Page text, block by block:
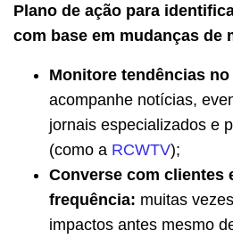
Plano de ação para
com base em mudanças de
Monitore tendências
acompanhe notícias,
jornais especializados e
(como a RCWTV);
Converse com clientes
frequência: muitas
impactos antes mesmo